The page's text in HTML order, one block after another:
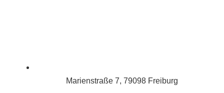
Marienstraße 7, 79098 Freiburg